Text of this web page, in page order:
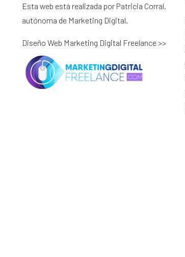
Esta web está realizada por Patricia Corral,
autónoma de Marketing Digital.
Diseño Web Marketing Digital Freelance >>